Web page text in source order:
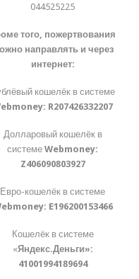
044525225
того, пожертвования
направлять и через
интернет:
кошелёк в системе
R207426332207
Долларовый кошелёк в
системеWebmoney:
Z406090803927
Евро-кошелёк в системе
E196200153466
Кошелёк в системе
«Яндекс.Деньги»:
41001994189694